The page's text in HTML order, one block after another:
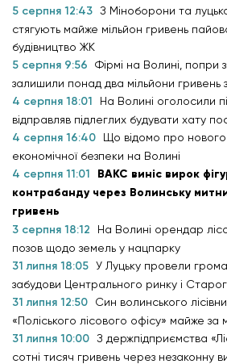
5 серпня 12:43 З Міноборони та
стягують майже мільйон гривень
будівництво ЖК
5 серпня 9:56
Фірмі на Волині, попри
залишили понад два мільйони гривень
4 серпня 18:01
На Волині оголосили
відправляв підлеглих будувати хату
4 серпня 16:40
Що відомо про
економічної безпеки на Волині
4 серпня 11:01
ВАКС виніс вирок
контрабанду через Волинську
гривень
3 серпня 18:12
На Волині орендар
позов щодо земель у нацпарку
31 липня 18:05 У Луцьку провели
забудови Центрального ринку і
31 липня 12:50
Син волинського
«Поліського лісового офісу» майже за
31 липня 10:00 З держпідприємства
сотні тисяч гривень через незаконну